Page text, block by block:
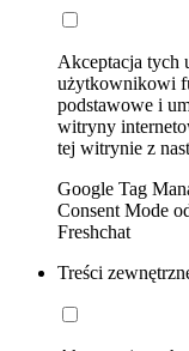
Akceptacja tych
użytkownikowi
podstawowe i
witryny
tej witrynie z
Google Tag
Consent Mode
Freshchat
Treści